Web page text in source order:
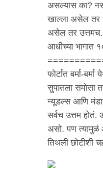
असल्यास का?
खाल्ला असेल तर
असेल तर उत्तमच.
आधीच्या भागात
फोर्टात बर्मा-
सुपातला समोसा
न्यूडल्स आणि
सर्वच उत्तम होतं.
असो. पण त्यामुळं
तिथली छोटीशी